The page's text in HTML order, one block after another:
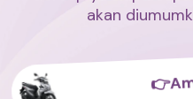
akan